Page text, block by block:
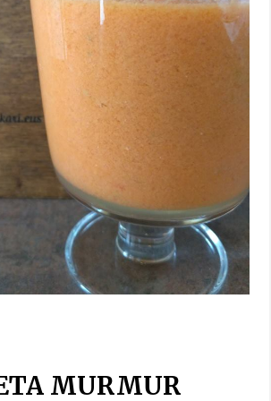
2021/11/25
Mahai-ingurua: irratia, podcastak
eta ondoren zer?
2021/11/12
MURMUR